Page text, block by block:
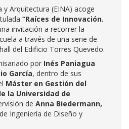
y Arquitectura (EINA) acoge
“Raíces de Innovación.
invitación a recorrer la
a través de una serie de
del Edificio Torres Quevedo.
por Inés Paniagua
García, dentro de sus
Máster en Gestión del
la Universidad de
de Anna Biedermann,
Ingeniería de Diseño y